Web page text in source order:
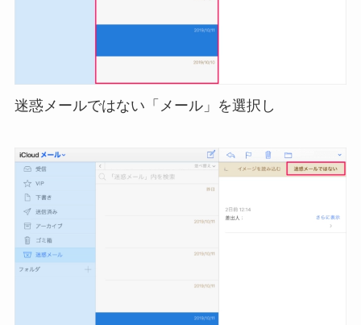
迷惑メールではない「メール」を選択し